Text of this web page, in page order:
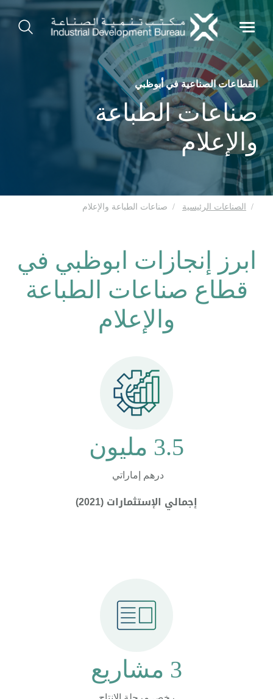
القطاعات الصناعية في أبوظبي
صناعات الطباعة
والإعلام
الصناعات الرئيسية صناعات الطباعة والإعلام
ابرز إنجازات ابوظبي في
قطاع صناعات الطباعة
والإعلام
3.5 مليون
درهم إماراتي
إجمالي الإستثمارات (2021)
3 مشاريع